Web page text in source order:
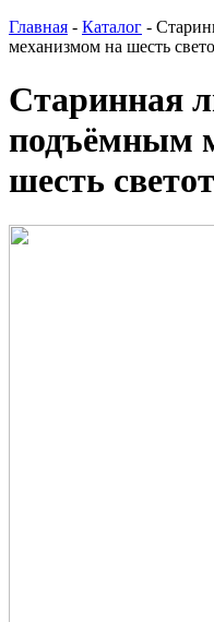
Главная - Каталог -
механизмом на шесть
Старинная
подъёмным
шесть